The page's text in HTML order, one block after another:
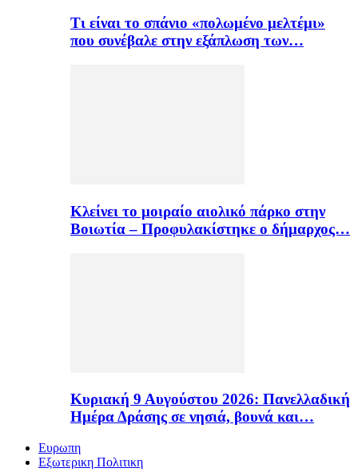
Τι είναι το σπάνιο «πολωμένο μελτέμι»
που συνέβαλε στην εξάπλωση των…
Κλείνει το μοιραίο αιολικό πάρκο στην
Βοιωτία – Προφυλακίστηκε ο δήμαρχος…
Κυριακή 9 Αυγούστου 2026: Πανελλαδική
Ημέρα Δράσης σε νησιά, βουνά και…
Ευρωπη
Εξωτερικη Πολιτικη